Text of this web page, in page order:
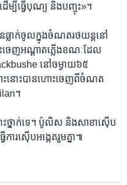
ម្បី​ធ្វើ​បុណ្យ​ និង​បញ្ចុះ‍»។
លាក់​ចូល​ក្នុង​ចំណត​រថយន្ត​នៅ​
ះ​ចេញអណ្តាត​ភ្លើង​ខណៈ​ដែល​
នៅ​ចម្ងាយ​៦៥​
ះ​នោះ​បាន​ហោះ​ចេញ​ពី​ចំណត​
។
ះ​ថ្នាក់​ទេ។ ប៉ូលិស​ និង​សាខា​ស៊ើប
ការ​ស៊ើបអង្កេត​រួម​គ្នា៕